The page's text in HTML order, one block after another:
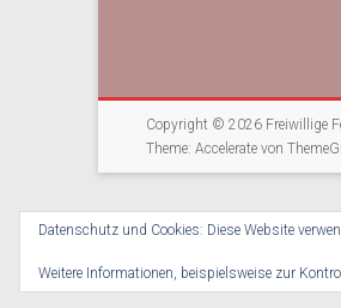
Copyright © 2026 Freiwillige
Theme: Accelerate von
Datenschutz und Cookies: Diese Website
Weitere Informationen, beispielsweise zur